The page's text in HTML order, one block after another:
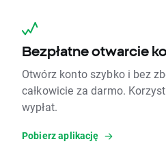
Bezpłatne otwarcie
Otwórz konto szybko i bez
całkowicie za darmo.
wypłat.
Pobierz aplikację